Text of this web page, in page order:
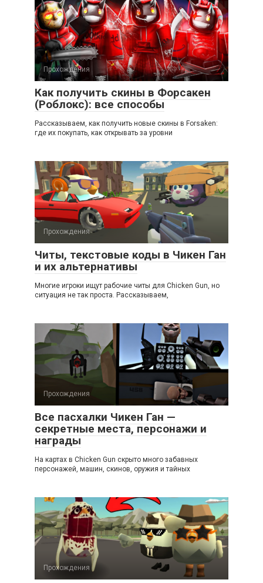
Прохождения
Как получить скины в Форсакен
(Роблокс): все способы
Рассказываем, как получить новые скины в Forsaken:
где их покупать, как открывать за уровни
Прохождения
Читы, текстовые коды в Чикен Ган
и их альтернативы
Многие игроки ищут рабочие читы для Chicken Gun, но
ситуация не так проста. Рассказываем,
Прохождения
Все пасхалки Чикен Ган —
секретные места, персонажи и
награды
На картах в Chicken Gun скрыто много забавных
персонажей, машин, скинов, оружия и тайных
Прохождения